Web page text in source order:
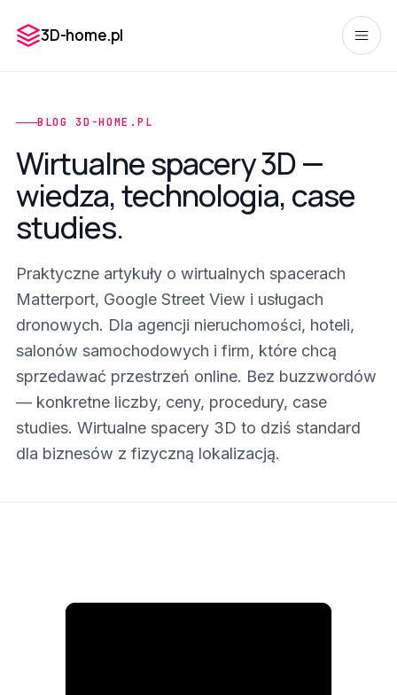
3D-home.pl
BLOG 3D-HOME.PL
Wirtualne spacery 3D —
wiedza, technologia, case
studies.
Praktyczne artykuły o wirtualnych spacerach
Matterport, Google Street View i usługach
dronowych. Dla agencji nieruchomości, hoteli,
salonów samochodowych i firm, które chcą
sprzedawać przestrzeń online. Bez buzzwordów
— konkretne liczby, ceny, procedury, case
studies. Wirtualne spacery 3D to dziś standard
dla biznesów z fizyczną lokalizacją.